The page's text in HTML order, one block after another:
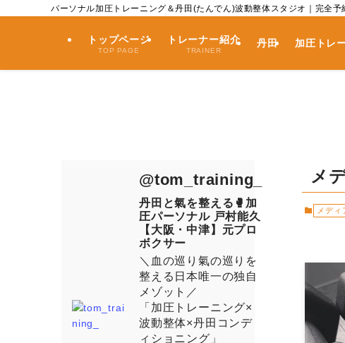
パーソナル加圧トレーニング＆丹田(たんでん)波動整体スタジオ｜完全予
トップページ
TOP PAGE
トレーナー紹介
TRAINER
丹田 加圧トレ
メ
メディ
@tom_training_
丹田と氣を整える🥊加
圧パーソナル 戸村能久
【大阪・中津】元プロ
ボクサー
＼血の巡り氣の巡りを
整える日本唯一の独自
メゾット／
「加圧トレーニング×
波動整体×丹田コンデ
ィショニング」